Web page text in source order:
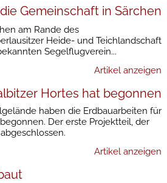
Gemeinschaft in Särchen
am Rande des
Heide- und Teichlandschaft
Segelflugverein...
Artikel anzeigen
Hortes hat begonnen
haben die Erdbauarbeiten für
Der erste Projektteil, der
Artikel anzeigen